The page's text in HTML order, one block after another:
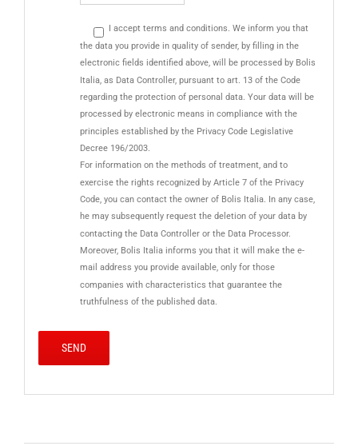
I accept terms and conditions. We inform you that
the data you provide in quality of sender, by filling in the
electronic fields identified above, will be processed by Bolis
Italia, as Data Controller, pursuant to art. 13 of the Code
regarding the protection of personal data. Your data will be
processed by electronic means in compliance with the
principles established by the Privacy Code Legislative
Decree 196/2003.
For information on the methods of treatment, and to
exercise the rights recognized by Article 7 of the Privacy
Code, you can contact the owner of Bolis Italia. In any case,
he may subsequently request the deletion of your data by
contacting the Data Controller or the Data Processor.
Moreover, Bolis Italia informs you that it will make the e-
mail address you provide available, only for those
companies with characteristics that guarantee the
truthfulness of the published data.